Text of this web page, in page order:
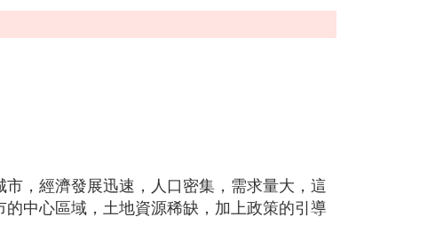
，經濟發展迅速，人口密集，需求量大，這
中心區域，土地資源稀缺，加上政策的引導